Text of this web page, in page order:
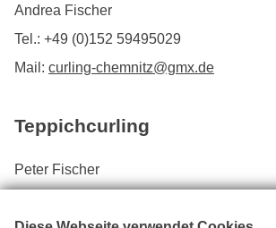
Andrea Fischer
Tel.: +49 (0)152 59495029
Mail: curling-chemnitz@gmx.de
Teppichcurling
Peter Fischer